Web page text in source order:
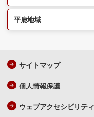
平鹿地域
サイトマップ
個人情報保護
ウェブアクセシビリティ